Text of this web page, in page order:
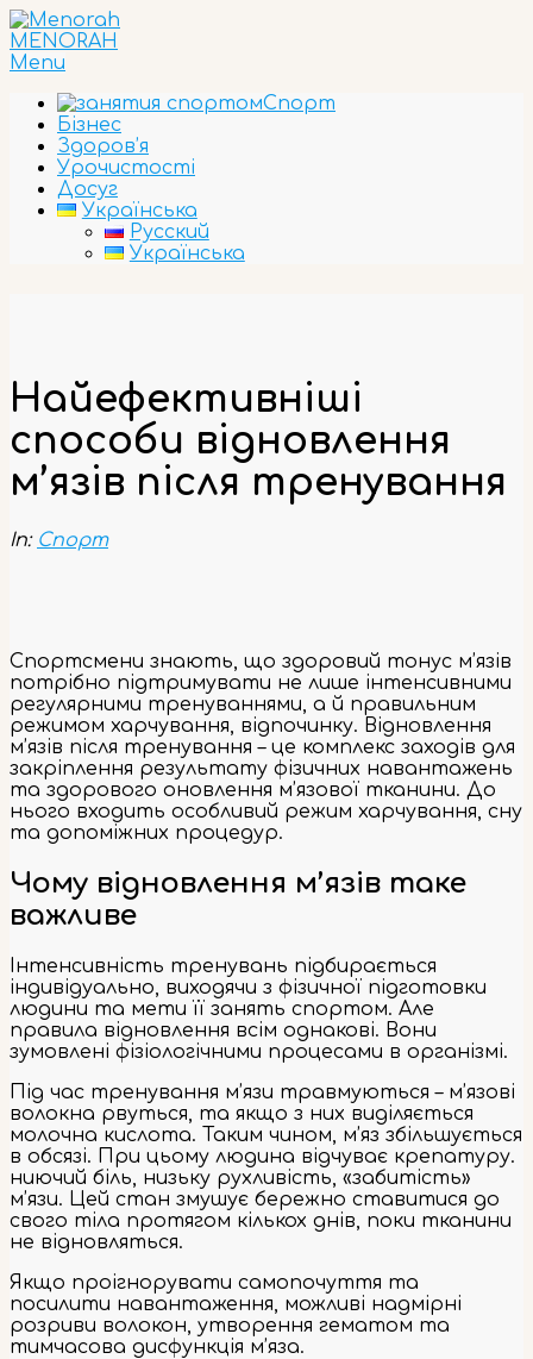
Skip
to
content
MENORAH
Primary
Menu
Menu
Спорт
Бізнес
Здоров’я
Урочистості
Досуг
Українська
Русский
Українська
Найефективніші
способи відновлення
м’язів після тренування
In: Спорт
Спортсмени знають, що здоровий тонус м’язів
потрібно підтримувати не лише інтенсивними
регулярними тренуваннями, а й правильним
режимом харчування, відпочинку. Відновлення
м’язів після тренування – це комплекс заходів для
закріплення результату фізичних навантажень
та здорового оновлення м’язової тканини. До
нього входить особливий режим харчування, сну
та допоміжних процедур.
Чому відновлення м’язів таке
важливе
Інтенсивність тренувань підбирається
індивідуально, виходячи з фізичної підготовки
людини та мети її занять спортом. Але
правила відновлення всім однакові. Вони
зумовлені фізіологічними процесами в організмі.
Під час тренування м’язи травмуються – м’язові
волокна рвуться, та якщо з них виділяється
молочна кислота. Таким чином, м’яз збільшується
в обсязі. При цьому людина відчуває крепатуру.
ниючий біль, низьку рухливість, «забитість»
м’язи. Цей стан змушує бережно ставитися до
свого тіла протягом кількох днів, поки тканини
не відновляться.
Якщо проігнорувати самопочуття та
посилити навантаження, можливі надмірні
розриви волокон, утворення гематом та
тимчасова дисфункція м’яза.